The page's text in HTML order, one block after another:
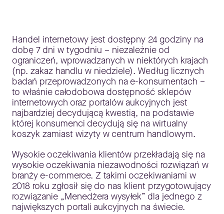
Handel internetowy jest dostępny 24 godziny na
dobę 7 dni w tygodniu – niezależnie od
ograniczeń, wprowadzanych w niektórych krajach
(np. zakaz handlu w niedziele). Według licznych
badań przeprowadzonych na e-konsumentach –
to właśnie całodobowa dostępność sklepów
internetowych oraz portalów aukcyjnych jest
najbardziej decydującą kwestią, na podstawie
której konsumenci decydują się na wirtualny
koszyk zamiast wizyty w centrum handlowym.
Wysokie oczekiwania klientów przekładają się na
wysokie oczekiwania niezawodności rozwiązań w
branży e-commerce. Z takimi oczekiwaniami w
2018 roku zgłosił się do nas klient przygotowujący
rozwiązanie „Menedżera wysyłek” dla jednego z
największych portali aukcyjnych na świecie.